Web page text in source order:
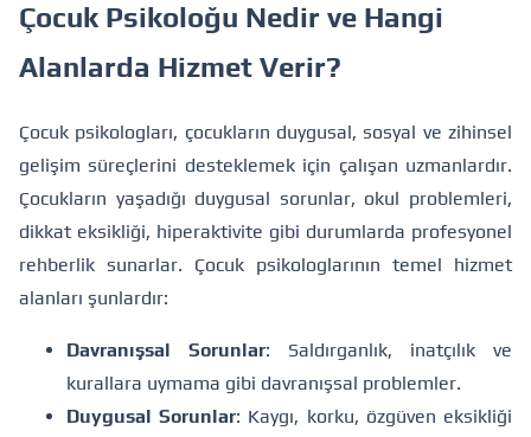
Çocuk Psikoloğu Nedir ve Hangi
Alanlarda Hizmet Verir?
Çocuk psikologları, çocukların duygusal, sosyal ve zihinsel
gelişim süreçlerini desteklemek için çalışan uzmanlardır.
Çocukların yaşadığı duygusal sorunlar, okul problemleri,
dikkat eksikliği, hiperaktivite gibi durumlarda profesyonel
rehberlik sunarlar. Çocuk psikologlarının temel hizmet
alanları şunlardır:
Davranışsal Sorunlar: Saldırganlık, inatçılık ve
kurallara uymama gibi davranışsal problemler.
Duygusal Sorunlar: Kaygı, korku, özgüven eksikliği